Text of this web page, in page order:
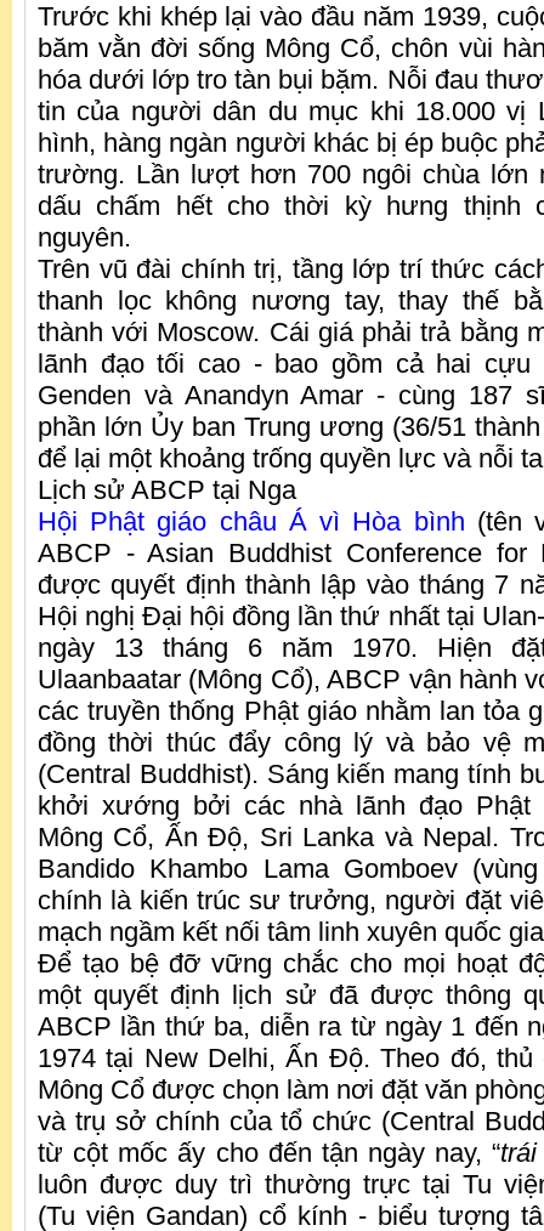
Trước khi khép lại vào đầu năm 1939,
băm vằn đời sống Mông Cổ, chôn vùi
hóa dưới lớp tro tàn bụi bặm. Nỗi đau
tin của người dân du mục khi 18.000 vị
hình, hàng ngàn người khác bị ép buộc
trường. Lần lượt hơn 700 ngôi chùa lớn
dấu chấm hết cho thời kỳ hưng thịnh
nguyên.
Trên vũ đài chính trị, tầng lớp trí thức
thanh lọc không nương tay, thay thế
thành với Moscow. Cái giá phải trả bằng
lãnh đạo tối cao - bao gồm cả hai cựu
Genden và Anandyn Amar - cùng 187
phần lớn Ủy ban Trung ương (36/51
để lại một khoảng trống quyền lực và nỗi
Lịch sử ABCP tại Nga
Hội Phật giáo châu Á vì Hòa bình (tên
ABCP - Asian Buddhist Conference for
được quyết định thành lập vào tháng 7
Hội nghị Đại hội đồng lần thứ nhất tại
ngày 13 tháng 6 năm 1970. Hiện
Ulaanbaatar (Mông Cổ), ABCP vận hành
các truyền thống Phật giáo nhằm lan tỏa
đồng thời thúc đẩy công lý và bảo vệ
(Central Buddhist). Sáng kiến mang tính
khởi xướng bởi các nhà lãnh đạo Phật
Mông Cổ, Ấn Độ, Sri Lanka và Nepal.
Bandido Khambo Lama Gomboev
chính là kiến trúc sư trưởng, người đặt
mạch ngầm kết nối tâm linh xuyên quốc
Để tạo bệ đỡ vững chắc cho mọi hoạt
một quyết định lịch sử đã được thông
ABCP lần thứ ba, diễn ra từ ngày 1 đến
1974 tại New Delhi, Ấn Độ. Theo đó, thủ
Mông Cổ được chọn làm nơi đặt văn
và trụ sở chính của tổ chức (Central
từ cột mốc ấy cho đến tận ngày nay, “
luôn được duy trì thường trực tại Tu
(Tu viện Gandan) cổ kính - biểu tượng